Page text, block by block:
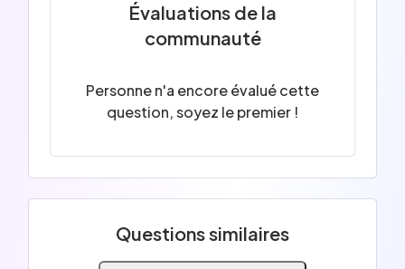
Évaluations de la
communauté
Personne n'a encore évalué cette
question, soyez le premier !
Questions similaires